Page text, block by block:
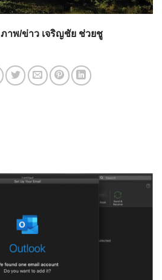
ภาพ/ข่าว เจริญชัย ช่วยชู